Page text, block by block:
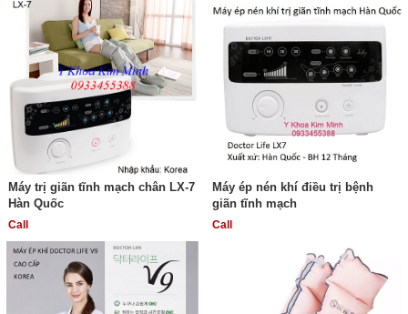
Máy trị giãn tĩnh mạch chân LX-7
Hàn Quốc
Call
Máy ép nén khí điều trị bệnh
giãn tĩnh mạch
Call